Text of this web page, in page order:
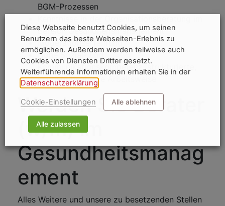
BGM-Prozessen
Bereich Gesundheitsmanagement
Moderationserfahrung
Hohe Sozial- und
Kommunikationskompetenz, strukturierte,
kundenorientierte Arbeitsweise
Werden Sie Berater
(w/m) im
Gesundheitsmanag
ement
Alles Weitere und unsere zu besetzenden Stellen
Diese Webseite benutzt Cookies, um seinen
Benutzern das beste Webseiten-Erlebnis zu
ermöglichen. Außerdem werden teilweise auch
Cookies von Diensten Dritter gesetzt.
Weiterführende Informationen erhalten Sie in der
Datenschutzerklärung
Cookie-Einstellungen Alle ablehnen
Alle zulassen